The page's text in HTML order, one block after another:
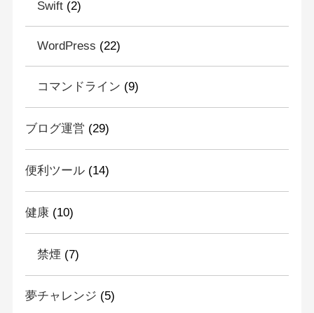
Swift(2)
WordPress (22)
コマンドライン (9)
ブログ運営 (29)
便利ツール(14)
健康(10)
禁煙 (7)
夢チャレンジ (5)